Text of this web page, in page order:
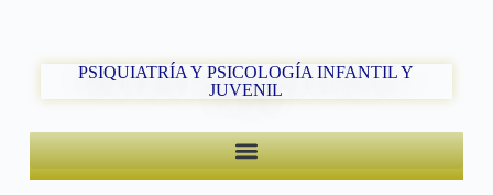
PSIQUIATRÍA Y PSICOLOGÍA INFANTIL Y
JUVENIL